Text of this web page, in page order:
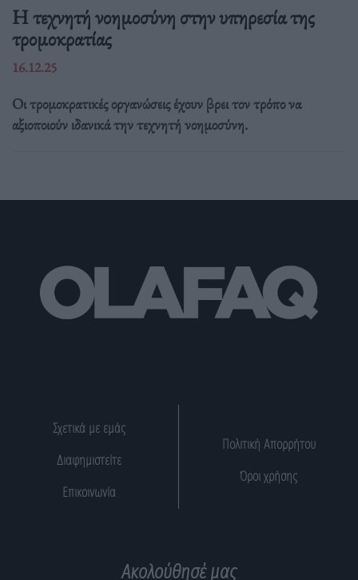
Η τεχνητή νοημοσύνη στην υπηρεσία της
τρομοκρατίας
16.12.25
Οι τρομοκρατικές οργανώσεις έχουν βρει τον τρόπο να
αξιοποιούν ιδανικά την τεχνητή νοημοσύνη.
Σχετικά με εμάς
Διαφημιστείτε
Επικοινωνία
Πολιτική Απορρήτου
Όροι χρήσης
Ακολούθησέ μας